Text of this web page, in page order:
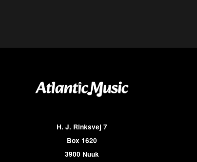
H. J. Rinksvej 7
Box 1620
3900 Nuuk